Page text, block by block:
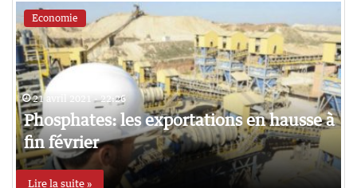
Economie
21 avril 2021 - 22:26
Phosphates: les exportations en hausse à
fin février
Lire la suite »